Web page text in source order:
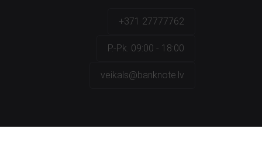
+371 27777762
P.-Pk. 09:00 - 18:00
veikals@banknote.lv